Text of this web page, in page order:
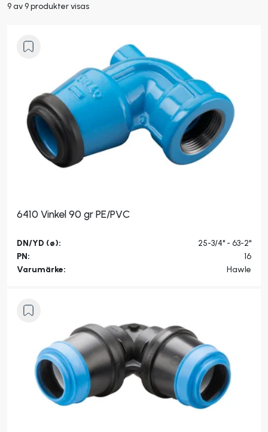
9 av 9 produkter visas
6410 Vinkel 90 gr PE/PVC
DN/YD (ø):
25-3/4" - 63-2"
PN:
16
Varumärke:
Hawle